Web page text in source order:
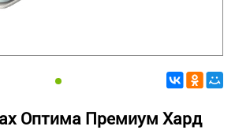
Оптима Премиум Хард